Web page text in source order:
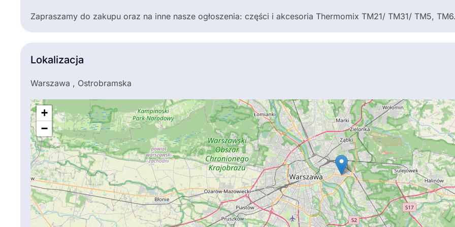
Zapraszamy do zakupu oraz na inne nasze ogłoszenia: części i akcesoria Thermomix TM21/ TM31/ TM5,
Lokalizacja
Warszawa , Ostrobramska
+
−